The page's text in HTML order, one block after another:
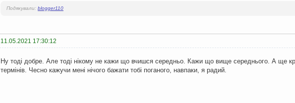
Подякували: blogger110
11.05.2021 17:30:12
Ну тоді добре. Але тоді нікому не кажи що вчишся середньо. Кажи що вище середнього. А ще
термінів. Чесно кажучи мені нічого бажати тобі поганого, навпаки, я радий.